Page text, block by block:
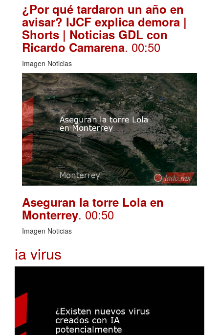
¿Por qué tardaron un año en
avisar? IJCF explica demora |
Shorts | Noticias GDL con
Ricardo Camarena. 00:50
Imagen Noticias
Aseguran la torre Lola en
Monterrey. 00:50
Imagen Noticias
ia virus